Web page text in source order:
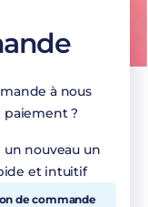
à nous
?
nouveau un
et intuitif
de commande